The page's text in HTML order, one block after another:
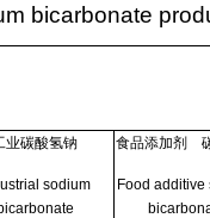
bicarbonate
业碳酸氢钠
sodium
食品添加剂
Food additive